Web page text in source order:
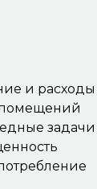
и расходы
помещений
задачи